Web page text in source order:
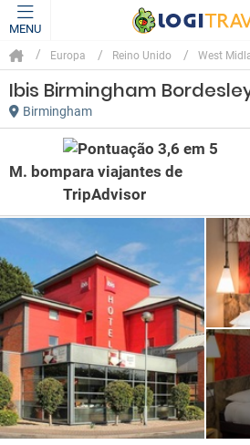
MENU
Europa Reino Unido West
Ibis Birmingham
Birmingham
M. bom